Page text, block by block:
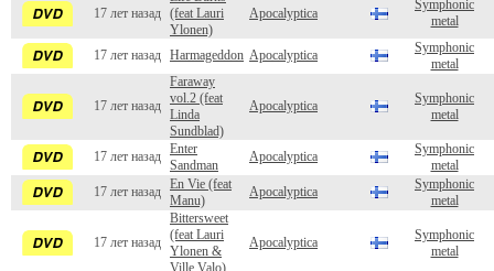
17 лет назад
(feat Lauri
Ylonen)
Apocalyptica
Symphonic
metal
17 лет назад Harmageddon Apocalyptica
Symphonic
metal
17 лет назад
Faraway
vol.2 (feat
Linda
Sundblad)
Apocalyptica
Symphonic
metal
17 лет назад
Enter
Sandman
Apocalyptica
Symphonic
metal
17 лет назад
En Vie (feat
Manu)
Apocalyptica
Symphonic
metal
17 лет назад
Bittersweet
(feat Lauri
Ylonen &
Ville Valo)
Apocalyptica
Symphonic
metal